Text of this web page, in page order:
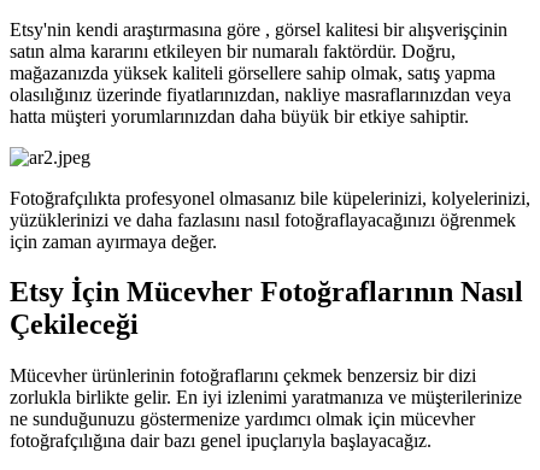
Etsy'nin kendi araştırmasına göre , görsel kalitesi bir alışverişçinin
satın alma kararını etkileyen bir numaralı faktördür. Doğru,
mağazanızda yüksek kaliteli görsellere sahip olmak, satış yapma
olasılığınız üzerinde fiyatlarınızdan, nakliye masraflarınızdan veya
hatta müşteri yorumlarınızdan daha büyük bir etkiye sahiptir.
Fotoğrafçılıkta profesyonel olmasanız bile küpelerinizi, kolyelerinizi,
yüzüklerinizi ve daha fazlasını nasıl fotoğraflayacağınızı öğrenmek
için zaman ayırmaya değer.
Etsy İçin Mücevher Fotoğraflarının Nasıl
Çekileceği
Mücevher ürünlerinin fotoğraflarını çekmek benzersiz bir dizi
zorlukla birlikte gelir. En iyi izlenimi yaratmanıza ve müşterilerinize
ne sunduğunuzu göstermenize yardımcı olmak için mücevher
fotoğrafçılığına dair bazı genel ipuçlarıyla başlayacağız.